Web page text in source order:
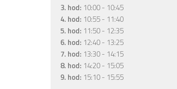
3. hod: 10:00 - 10:45
4. hod: 10:55 - 11:40
5. hod: 11:50 - 12:35
6. hod: 12:40 - 13:25
7. hod: 13:30 - 14:15
8. hod: 14:20 - 15:05
9. hod: 15:10 - 15:55